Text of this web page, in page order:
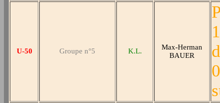
U-50 Groupe n°5 K.L.
Max-Herman
BAUER